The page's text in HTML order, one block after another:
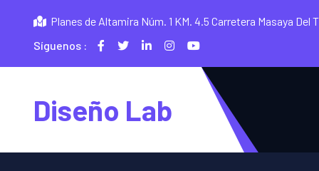
Planes de Altamira Núm. 1 KM. 4.5 Carretera Masaya Del
Síguenos :
Diseño Lab